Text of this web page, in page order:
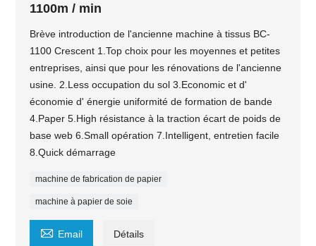
1100m / min
Brève introduction de l'ancienne machine à tissus BC-
1100 Crescent 1.Top choix pour les moyennes et petites
entreprises, ainsi que pour les rénovations de l'ancienne
usine. 2.Less occupation du sol 3.Economic et d'
économie d' énergie uniformité de formation de bande
4.Paper 5.High résistance à la traction écart de poids de
base web 6.Small opération 7.Intelligent, entretien facile
8.Quick démarrage
machine de fabrication de papier
machine à papier de soie
 Email Détails